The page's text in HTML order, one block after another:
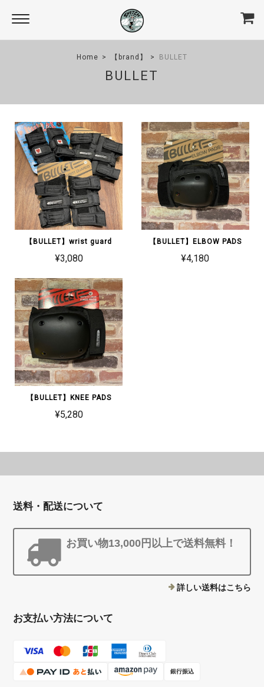
Home 【brand】 BULLET
BULLET
【BULLET】wrist guard
¥3,080
【BULLET】ELBOW PADS
¥4,180
【BULLET】KNEE PADS
¥5,280
送料・配送について
お買い物13,000円以上で送料無料！
詳しい送料はこちら
お支払い方法について
銀行振込